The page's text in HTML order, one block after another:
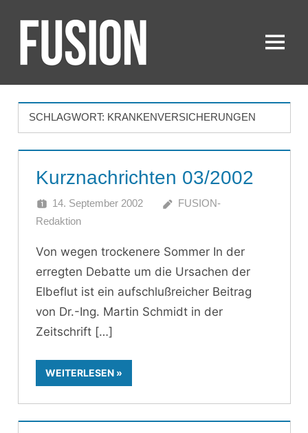
Inhalt
springenFUSION Menü
SCHLAGWORT: KRANKENVERSICHERUNGEN
Kurznachrichten 03/2002
14. September 2002
FUSION-
Redaktion
Von wegen trockenere Sommer In der
erregten Debatte um die Ursachen der
Elbeflut ist ein aufschlußreicher Beitrag
von Dr.-Ing. Martin Schmidt in der
Zeitschrift
WEITERLESEN